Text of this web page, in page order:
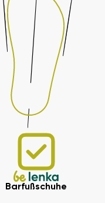
Barfußschuhe